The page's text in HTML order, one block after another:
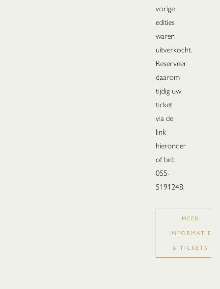
vorige
edities
waren
uitverkocht.
Reserveer
daarom
tijdig uw
ticket
via de
link
hieronder
of bel:
055-
5191248.
MEER
INFORMATIE
& TICKETS